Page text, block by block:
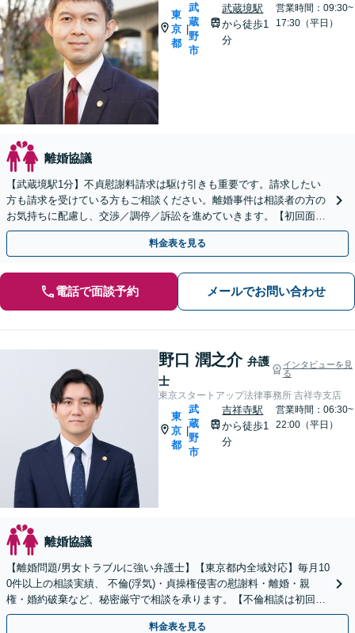
東
京
都
|
武
蔵
野
市
武蔵境駅
から徒歩1
分
営業時間：09:30~
17:30（平日）
離婚協議
【武蔵境駅1分】不貞慰謝料請求は駆け引きも重要です。請求したい
方も請求を受けている方もご相談ください。離婚事件は相談者の方の
お気持ちに配慮し、交渉／調停／訴訟を進めていきます。【初回面談
無料】【休日・夜間面談可】
料金表を見る
電話で面談予約 メールでお問い合わせ
野口 潤之介 弁護
士
インタビューを見
る
東京スタートアップ法律事務所 吉祥寺支店
東
京
都
|
武
蔵
野
市
吉祥寺駅
から徒歩1
分
営業時間：06:30~
22:00（平日）
離婚協議
【離婚問題/男女トラブルに強い弁護士】【東京都内全域対応】毎月10
0件以上の相談実績、 不倫(浮気)・貞操権侵害の慰謝料・離婚・親
権・婚約破棄など、秘密厳守で相談を承ります。【不倫相談は初回0
円】 【電話相談でご契約まで対応可/来所不要】
料金表を見る